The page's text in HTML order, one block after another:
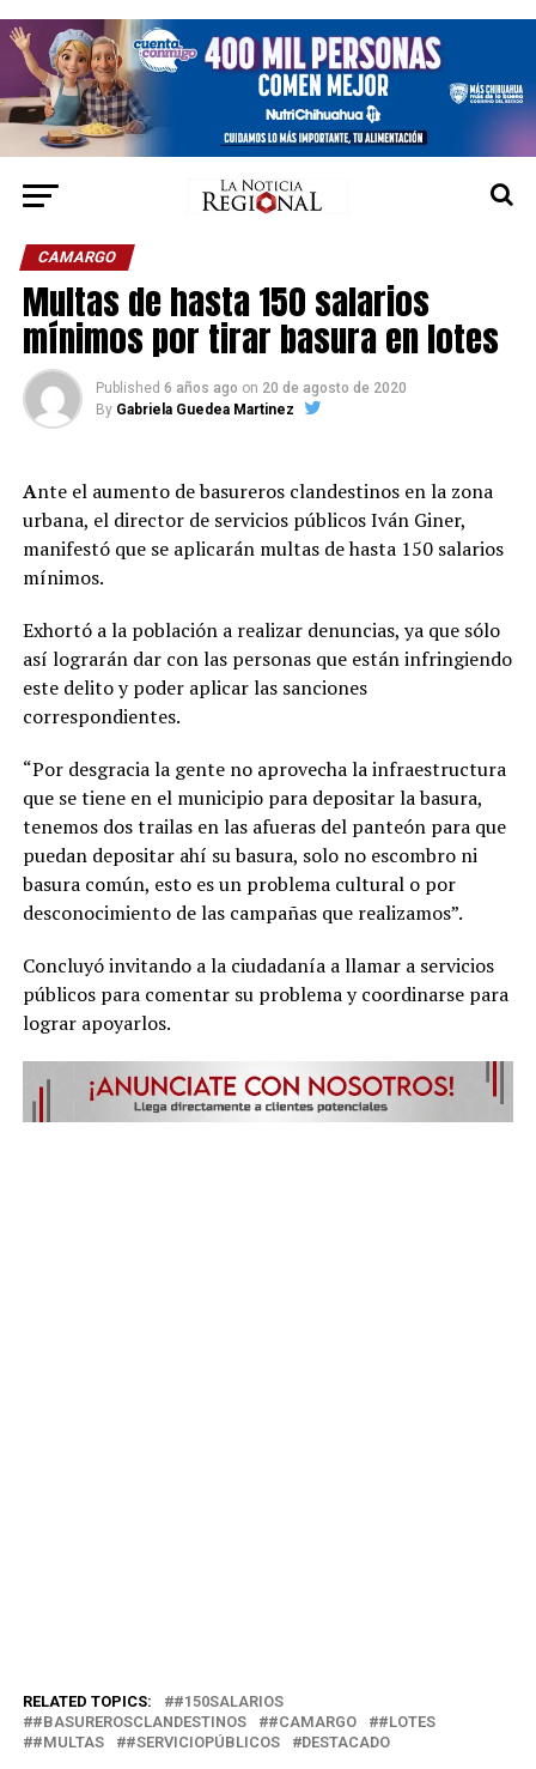
CAMARGO
Multas de hasta 150 salarios
mínimos por tirar basura en lotes
Published 6 años ago on 20 de agosto de 2020
By Gabriela Guedea Martinez
Ante el aumento de basureros clandestinos en la zona
urbana, el director de servicios públicos Iván Giner,
manifestó que se aplicarán multas de hasta 150 salarios
mínimos.
Exhortó a la población a realizar denuncias, ya que sólo
así lograrán dar con las personas que están infringiendo
este delito y poder aplicar las sanciones
correspondientes.
“Por desgracia la gente no aprovecha la infraestructura
que se tiene en el municipio para depositar la basura,
tenemos dos trailas en las afueras del panteón para que
puedan depositar ahí su basura, solo no escombro ni
basura común, esto es un problema cultural o por
desconocimiento de las campañas que realizamos”.
Concluyó invitando a la ciudadanía a llamar a servicios
públicos para comentar su problema y coordinarse para
lograr apoyarlos.
RELATED TOPICS:
#150SALARIOS
#BASUREROSCLANDESTINOS
#CAMARGO
#LOTES
#MULTAS
#SERVICIOPÚBLICOS DESTACADO